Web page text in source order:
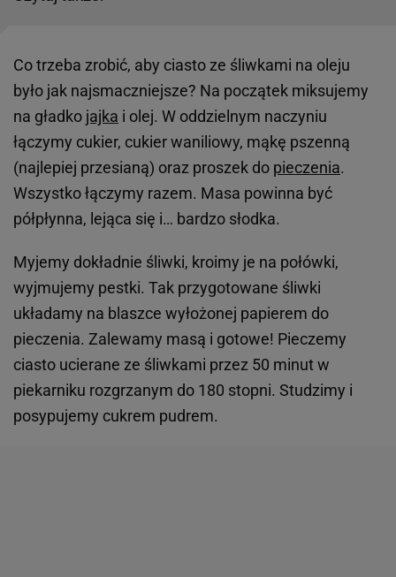
Co trzeba zrobić, aby ciasto ze śliwkami na oleju
było jak najsmaczniejsze? Na początek miksujemy
na gładko jajka i olej. W oddzielnym naczyniu
łączymy cukier, cukier waniliowy, mąkę pszenną
(najlepiej przesianą) oraz proszek do pieczenia.
Wszystko łączymy razem. Masa powinna być
półpłynna, lejąca się i… bardzo słodka.
Myjemy dokładnie śliwki, kroimy je na połówki,
wyjmujemy pestki. Tak przygotowane śliwki
układamy na blaszce wyłożonej papierem do
pieczenia. Zalewamy masą i gotowe! Pieczemy
ciasto ucierane ze śliwkami przez 50 minut w
piekarniku rozgrzanym do 180 stopni. Studzimy i
posypujemy cukrem pudrem.